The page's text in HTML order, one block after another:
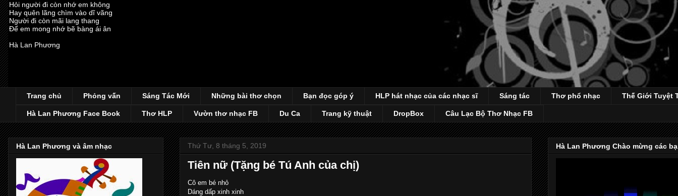
Hỏi người đi còn nhớ em không
Hay quên lãng chìm vào dĩ vãng
Người đi còn mãi lang thang
Để em mong nhớ bẽ bàng ái ân
Hà Lan Phương
Trang chủ Phỏng vấn Sáng Tác Mới Những bài thơ chọn Bạn đọc góp ý HLP hát nhạc của các nhạc sĩ Sáng tác Thơ phổ nhạc Thế Giới Tuyệt
Hà Lan Phương Face Book Thơ HLP Vườn thơ nhạc FB Du Ca Trang kỹ thuật DropBox Câu Lạc Bộ Thơ Nhạc FB
Thứ Tư, 8 tháng 5, 2019
Tiên nữ (Tặng bé Tú Anh của chị)
Cô em bé nhỏ
Dáng dấp xinh xinh
Hà Lan Phương và âm nhạc Hà Lan Phương Chào mừng các